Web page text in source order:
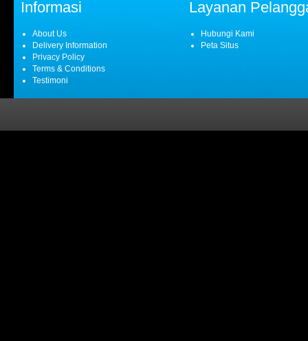
Informasi
About Us
Delivery Information
Privacy Policy
Terms & Conditions
Testimoni
Layanan
Hubungi Kami
Peta Situs